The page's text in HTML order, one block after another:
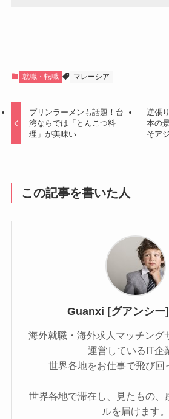
就職・転職 マレーシア
プリンラーメンも話題！台
湾ならでは「とんこつ料
理」が美味い
逆張
本の
そア
この記事を書いた人
Guanxi [グアンシー
海外就職・海外求人マッチング
運営しているIT企
世界各地をお仕事で飛び回
世界各地で滞在し、見たもの、
ルを届けます。